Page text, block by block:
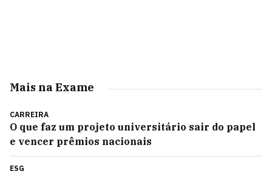
Mais na Exame
CARREIRA
O que faz um projeto universitário sair do papel
e vencer prêmios nacionais
ESG